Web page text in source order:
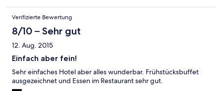
Verifizierte Bewertung
8/10 – Sehr gut
12. Aug. 2015
Einfach aber fein!
Sehr einfaches Hotel aber alles wunderbar. Frühstücksbuffet
ausgezeichnet und Essen im Restaurant sehr gut.